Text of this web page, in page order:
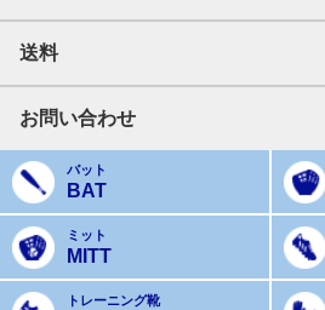
送料
お問い合わせ
バット
BAT
ミット
MITT
トレーニング靴